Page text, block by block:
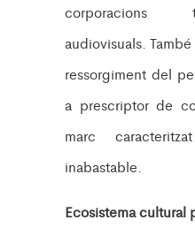
corporacions
audiovisuals.
ressorgiment del
a prescriptor de
marc
inabastable.
Ecosistema cultural